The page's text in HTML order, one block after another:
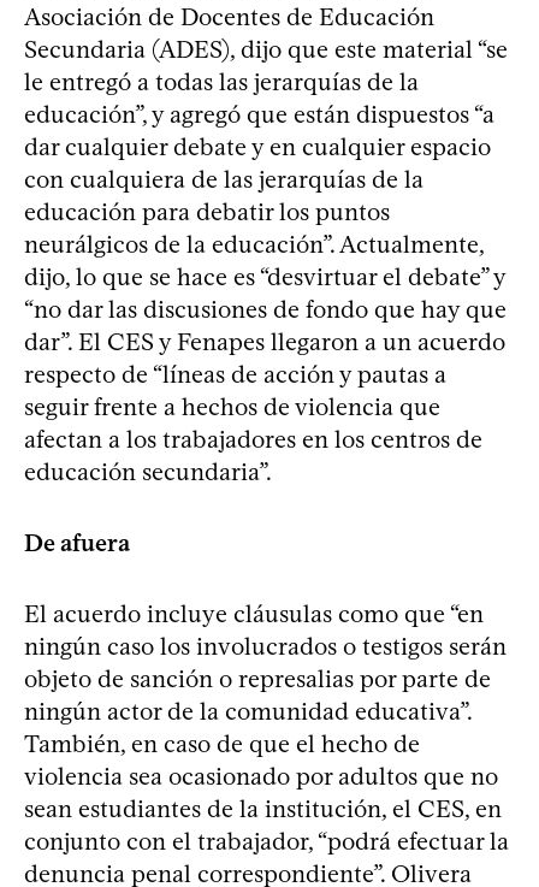
Asociación de Docentes de Educación
Secundaria (ADES), dijo que este material “se
le entregó a todas las jerarquías de la
educación”, y agregó que están dispuestos “a
dar cualquier debate y en cualquier espacio
con cualquiera de las jerarquías de la
educación para debatir los puntos
neurálgicos de la educación”. Actualmente,
dijo, lo que se hace es “desvirtuar el debate” y
“no dar las discusiones de fondo que hay que
dar”. El CES y Fenapes llegaron a un acuerdo
respecto de “líneas de acción y pautas a
seguir frente a hechos de violencia que
afectan a los trabajadores en los centros de
educación secundaria”.
De afuera
El acuerdo incluye cláusulas como que “en
ningún caso los involucrados o testigos serán
objeto de sanción o represalias por parte de
ningún actor de la comunidad educativa”.
También, en caso de que el hecho de
violencia sea ocasionado por adultos que no
sean estudiantes de la institución, el CES, en
conjunto con el trabajador, “podrá efectuar la
denuncia penal correspondiente”. Olivera